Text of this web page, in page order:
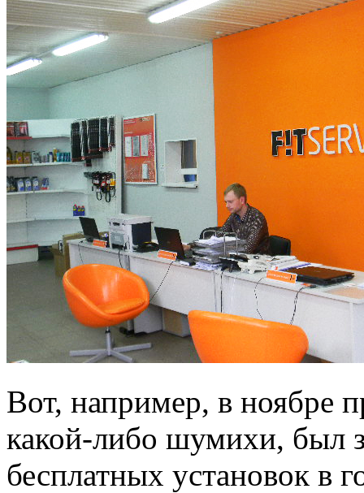
Вот, например, в ноябре
какой-либо шумихи, был
бесплатных установок в